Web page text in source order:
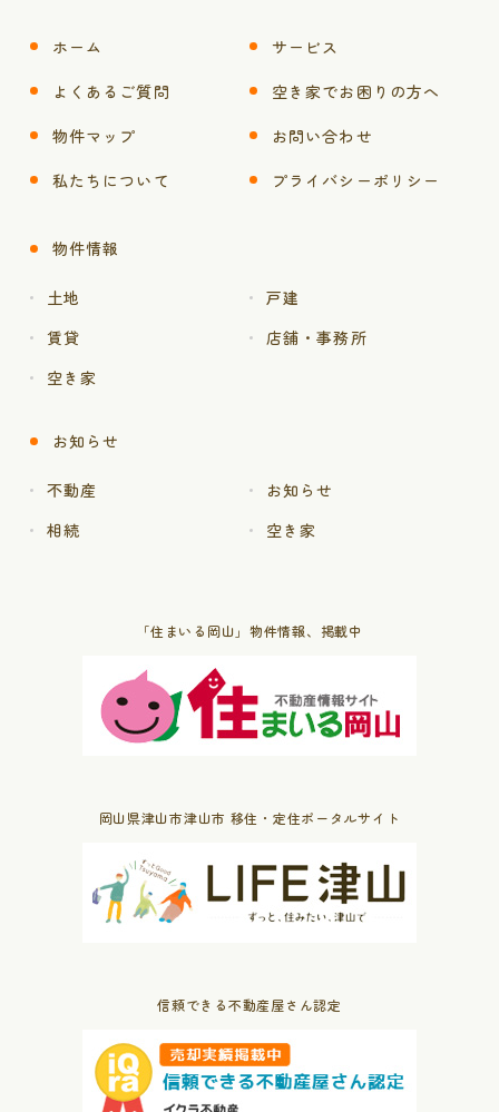
ホーム
サービス
よくあるご質問
空き家でお困りの方へ
物件マップ
お問い合わせ
私たちについて
プライバシーポリシー
物件情報
土地
戸建
賃貸
店舗・事務所
空き家
お知らせ
不動産
お知らせ
相続
空き家
「住まいる岡山」物件情報、掲載中
岡山県津山市津山市 移住・定住ポータルサイト
信頼できる不動産屋さん認定